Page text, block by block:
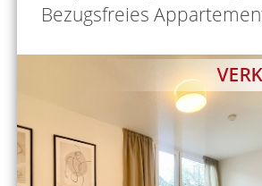
Bezugsfreies